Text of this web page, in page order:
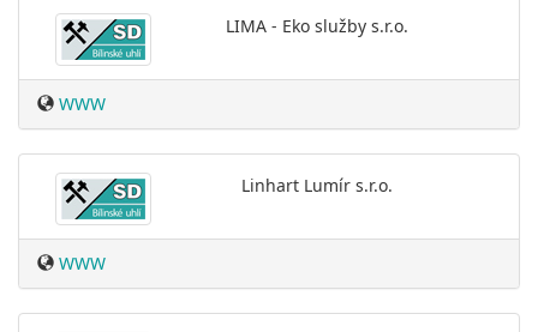
LIMA - Eko služby s.r.o.
WWW
Linhart Lumír s.r.o.
WWW